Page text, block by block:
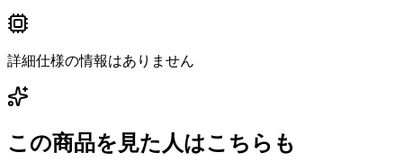
詳細仕様の情報はありません
この商品を見た人はこちらも